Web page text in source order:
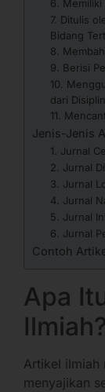
6.
7. Ditulis
Bidang
8.
9. Berisi
10.
dari
11.
Jenis-Jenis
1. Jurnal
2. Jurnal
3. Jurnal
4. Jurnal
5. Jurnal
6. Jurnal
Contoh
Apa
Ilmiah?
Artikel ilmiah
menyajikan